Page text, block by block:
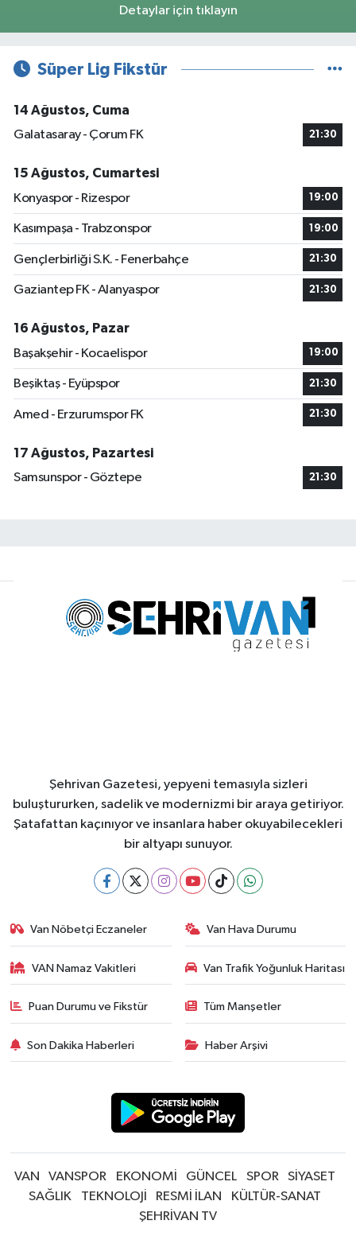
Detaylar için tıklayın
Süper Lig Fikstür
14 Ağustos, Cuma
Galatasaray - Çorum FK
21:30
15 Ağustos, Cumartesi
Konyaspor - Rizespor
19:00
Kasımpaşa - Trabzonspor 19:00
Gençlerbirliği S.K. - Fenerbahçe 21:30
Gaziantep FK - Alanyaspor 21:30
16 Ağustos, Pazar
Başakşehir - Kocaelispor
19:00
Beşiktaş - Eyüpspor 21:30
Amed - Erzurumspor FK 21:30
17 Ağustos, Pazartesi
Samsunspor - Göztepe
21:30
Şehrivan Gazetesi, yepyeni temasıyla sizleri
buluştururken, sadelik ve modernizmi bir araya getiriyor.
Şatafattan kaçınıyor ve insanlara haber okuyabilecekleri
bir altyapı sunuyor.
Van Nöbetçi Eczaneler Van Hava Durumu
VAN Namaz Vakitleri Van Trafik Yoğunluk Haritası
Puan Durumu ve Fikstür Tüm Manşetler
Son Dakika Haberleri Haber Arşivi
VAN VANSPOR EKONOMİ GÜNCEL SPOR
SİYASET
SAĞLIK
TEKNOLOJİ RESMİ İLAN
KÜLTÜR-SANAT
ŞEHRİVAN TV